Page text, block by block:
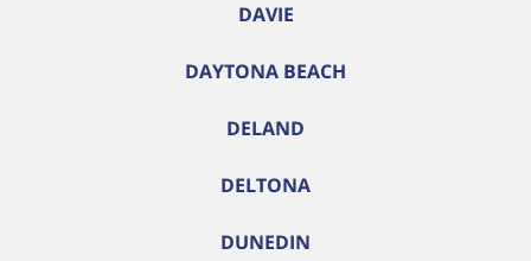
DAVIE
DAYTONA BEACH
DELAND
DELTONA
DUNEDIN